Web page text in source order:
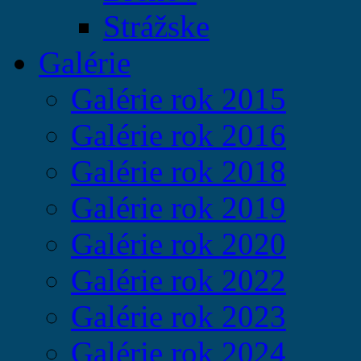
Strážske
Galérie
Galérie rok 2015
Galérie rok 2016
Galérie rok 2018
Galérie rok 2019
Galérie rok 2020
Galérie rok 2022
Galérie rok 2023
Galérie rok 2024